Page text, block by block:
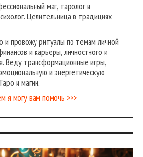
маг, таролог и
Целительница в традициях
и провожу ритуалы по темам личной
и карьеры, личностного и
Веду трансформационные игры,
и энергетическую
и магии.
я могу вам помочь >>>